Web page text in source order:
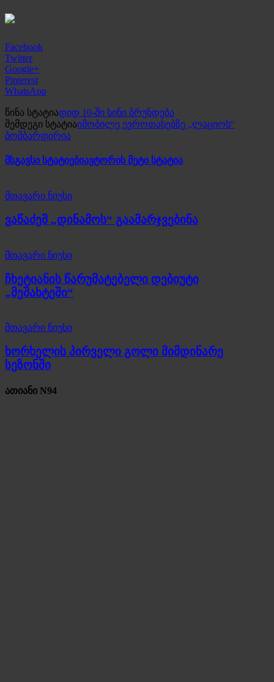
Facebook
Twitter
Google+
Pinterest
WhatsApp
წინა სტატიადიდ 10-ში სინი ბრუნდება
შემდეგი სტატიაიმობილე ევროთასებზე „ლაციოს“
ბომბარდირია
მსგავსი სტატიებიავტორის მეტი სტატია
მთავარი ნიუსი
ვაწაძემ „დინამოს“ გაამარჯვებინა
მთავარი ნიუსი
ჩხეტიანის წარუმატებელი დებიუტი
„მეშახტეში“
მთავარი ნიუსი
ხორხელის პირველი გოლი მიმდინარე
სეზონში
ათიანი N94